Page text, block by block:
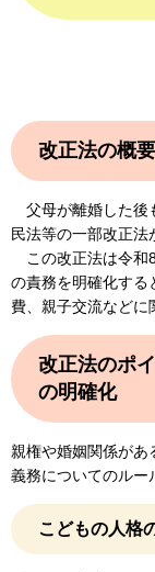
改正法の概要
父母が離婚した後
民法等の一部改正法
この改正法は令和
の責務を明確化する
費、親子交流などに
改正法のポ
の明確化
親権や婚姻関係があ
義務についてのルー
こどもの人格